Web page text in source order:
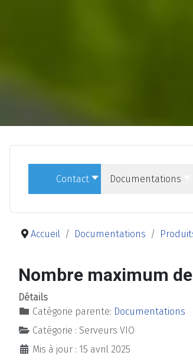
Contact Documentations
Accueil Documentations
Nombre maximum
Détails
Catégorie parente: Documentations
Catégorie : Serveurs VIO
Mis à jour : 15 avril 2025